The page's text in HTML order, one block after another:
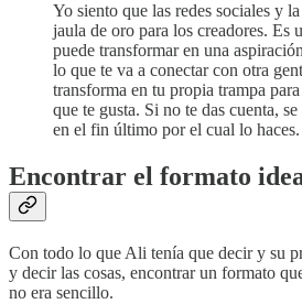
Yo siento que las redes sociales y
jaula de oro para los creadores. Es
puede transformar en una
lo que te va a conectar con otra
transforma en tu propia trampa
que te gusta. Si no te das cuenta,
en el fin último por el cual lo haces.
Encontrar el formato
Con todo lo que Ali tenía que decir y su
y decir las cosas, encontrar un formato
no era sencillo.